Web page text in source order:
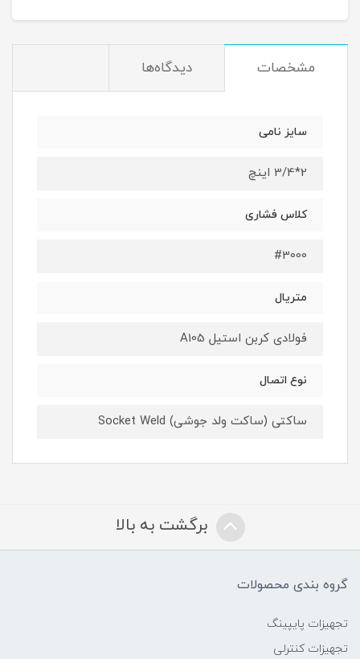
مشخصات دیدگاه‌ها
سایز نامی
2*3/4 اینچ
کلاس فشاری
#3000
متریال
فولادی کربن استیل A105
نوع اتصال
ساکتی (ساکت ولد جوشی) Socket Weld
برگشت به بالا
گروه بندی محصولات
تجهیزات پایپینگ
تجهیزات کنترلی